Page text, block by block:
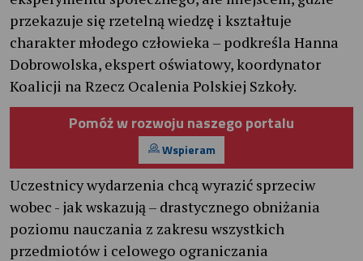
przekazuje się rzetelną wiedzę i kształtuje
charakter młodego człowieka – podkreśla Hanna
Dobrowolska, ekspert oświatowy, koordynator
Koalicji na Rzecz Ocalenia Polskiej Szkoły.
Pomóż w rozwoju naszego portalu
Wspieram
Uczestnicy wydarzenia chcą wyrazić sprzeciw
wobec - jak wskazują – drastycznego obniżania
poziomu nauczania z zakresu wszystkich
przedmiotów i celowego ograniczania